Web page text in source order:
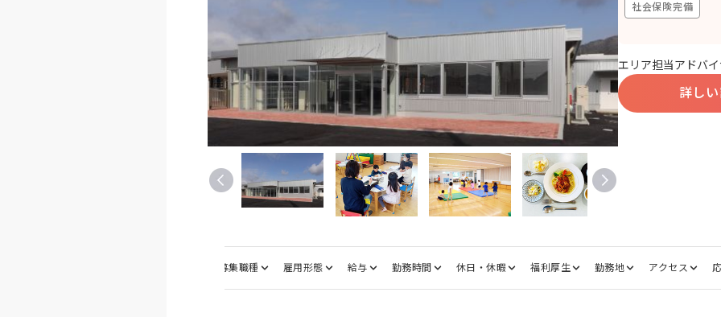
社会保険完備
エリア担当アドバ
詳し
募集職種 雇用形態 給与 勤務時間 休日・休暇 福利厚生 勤務地 アクセス